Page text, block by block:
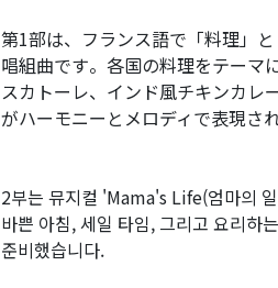
第1部は、フランス語で「料理」
唱組曲です。各国の料理をテーマ
スカトーレ、インド風チキンカレ
がハーモニーとメロディで表現さ
2부는 뮤지컬 'Mama's Life(엄마의
바쁜 아침, 세일 타임, 그리고 요리하
준비했습니다.